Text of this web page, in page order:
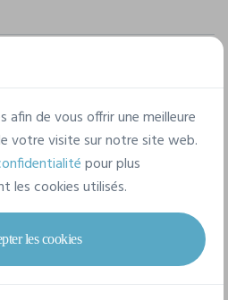
afin de vous offrir une meilleure
votre visite sur notre site web.
pour plus
les cookies utilisés.
les cookies